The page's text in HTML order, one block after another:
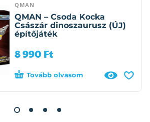
QMAN
QMAN – Csoda Kocka
Császár dinoszaurusz (ÚJ)
építőjáték
8 990 Ft
Tovább olvasom